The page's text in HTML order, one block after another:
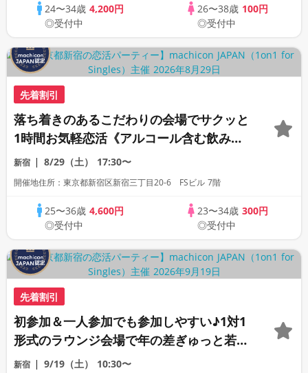
24〜34歳4,200円
◎受付中
26〜38歳 100円
◎受付中
先着割引
落ち着きのあるこだわりの会場でサクッと
1時間お気軽恋活《アルコール含む飲み放
題付き》《全席半個室》《上質な1対1相席
専用会場》《machicon JAPAN主催》少
新宿 8/29（土） 17:30〜
開催地住所：東京都新宿区新宿三丁目20-6 FSビル 7階
25〜36歳4,600円
◎受付中
23〜34歳 300円
◎受付中
先着割引
初参加＆一人参加でも参加しやすい♪1対1
形式のラウンジ会場で年の差ぎゅっと若め
の同世代恋活パーティー♪《上質な1対1相
新宿 9/19（土） 10:30〜